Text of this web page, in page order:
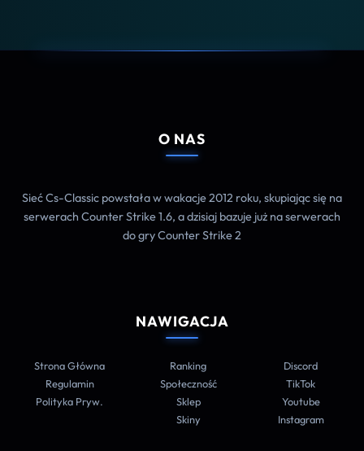
O NAS
Sieć Cs-Classic powstała w wakacje 2012 roku, skupiając się na
serwerach Counter Strike 1.6, a dzisiaj bazuje już na serwerach
do gry Counter Strike 2
NAWIGACJA
Strona Główna
Regulamin
Polityka Pryw.
Ranking
Społeczność
Sklep
Skiny
Discord
TikTok
Youtube
Instagram